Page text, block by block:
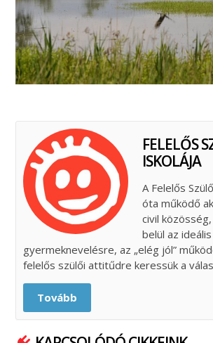
FELELŐS
ISKOLÁJA
A Felelős
óta működő
civil
belül az ideális
gyermeknevelésre, az „elég jól”
felelős szülői attitűdre keressük a
Tovább